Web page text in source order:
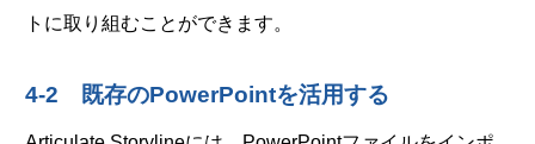
トに取り組むことができます。
4-2 既存のPowerPointを活用する